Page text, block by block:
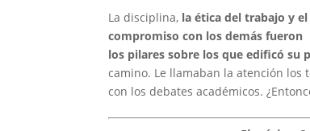
La disciplina, la ética del trabajo y el
compromiso con los demás fueron
los pilares sobre los que edificó su
camino. Le llamaban la atención los
con los debates académicos.